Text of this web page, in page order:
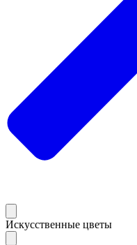
Искусственные цветы